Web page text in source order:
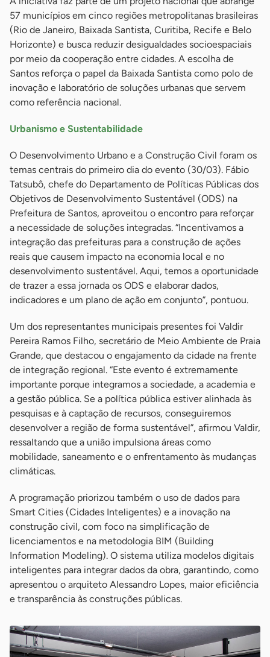
57 municípios em cinco regiões metropolitanas brasileiras
(Rio de Janeiro, Baixada Santista, Curitiba, Recife e Belo
Horizonte) e busca reduzir desigualdades socioespaciais
por meio da cooperação entre cidades. A escolha de
Santos reforça o papel da Baixada Santista como polo de
inovação e laboratório de soluções urbanas que servem
como referência nacional.
Urbanismo e Sustentabilidade
O Desenvolvimento Urbano e a Construção Civil foram os
temas centrais do primeiro dia do evento (30/03). Fábio
Tatsubô, chefe do Departamento de Políticas Públicas dos
Objetivos de Desenvolvimento Sustentável (ODS) na
Prefeitura de Santos, aproveitou o encontro para reforçar
a necessidade de soluções integradas. “Incentivamos a
integração das prefeituras para a construção de ações
reais que causem impacto na economia local e no
desenvolvimento sustentável. Aqui, temos a oportunidade
de trazer a essa jornada os ODS e elaborar dados,
indicadores e um plano de ação em conjunto”, pontuou.
Um dos representantes municipais presentes foi Valdir
Pereira Ramos Filho, secretário de Meio Ambiente de Praia
Grande, que destacou o engajamento da cidade na frente
de integração regional. “Este evento é extremamente
importante porque integramos a sociedade, a academia e
a gestão pública. Se a política pública estiver alinhada às
pesquisas e à captação de recursos, conseguiremos
desenvolver a região de forma sustentável”, afirmou Valdir,
ressaltando que a união impulsiona áreas como
mobilidade, saneamento e o enfrentamento às mudanças
climáticas.
A programação priorizou também o uso de dados para
Smart Cities (Cidades Inteligentes) e a inovação na
construção civil, com foco na simplificação de
licenciamentos e na metodologia BIM (Building
Information Modeling). O sistema utiliza modelos digitais
inteligentes para integrar dados da obra, garantindo, como
apresentou o arquiteto Alessandro Lopes, maior eficiência
e transparência às construções públicas.